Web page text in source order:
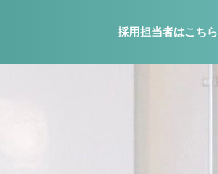
採用担当者はこちら